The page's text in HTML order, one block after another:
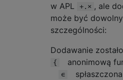
w APL
+.× , ale
może być
szczególności:
Dodawanie
{ anonimową
∊ spłaszczona